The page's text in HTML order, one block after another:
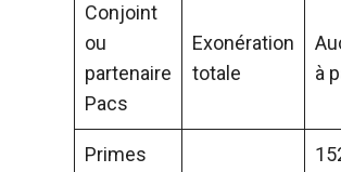
Conjoint
ou
partenaire
Pacs
Exonération
totale
à
Primes